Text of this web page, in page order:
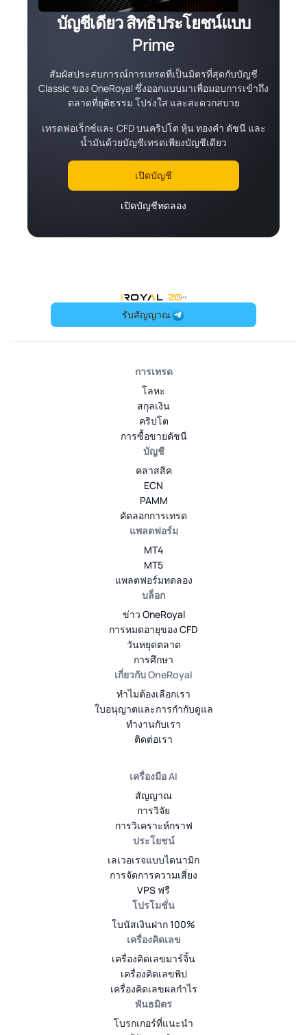
บัญชีเดียว สิทธิประโยชน์แบบ
Prime
สัมผัสประสบการณ์การเทรดที่เป็นมิตรที่สุดกับบัญชี
Classic ของ OneRoyal ซึ่งออกแบบมาเพื่อมอบการเข้าถึง
ตลาดที่ยุติธรรม โปร่งใส และสะดวกสบาย
เทรดฟอเร็กซ์และ CFD บนคริปโต หุ้น ทองคำ ดัชนี และ
น้ำมันด้วยบัญชีเทรดเพียงบัญชีเดียว
เปิดบัญชี
เปิดบัญชีทดลอง
OneRoyal Home
รับสัญญาณ
การเทรด
โลหะ
สกุลเงิน
คริปโต
การซื้อขายดัชนี
บัญชี
คลาสสิค
ECN
PAMM
คัดลอกการเทรด
แพลตฟอร์ม
MT4
MT5
แพลตฟอร์มทดลอง
บล็อก
ข่าว OneRoyal
การหมดอายุของ CFD
วันหยุดตลาด
การศึกษา
เกี่ยวกับ OneRoyal
ทำไมต้องเลือกเรา
ใบอนุญาตและการกำกับดูแล
ทำงานกับเรา
ติดต่อเรา
เครื่องมือ AI
สัญญาณ
การวิจัย
การวิเคราะห์กราฟ
ประโยชน์
เลเวอเรจแบบไดนามิก
การจัดการความเสี่ยง
VPS ฟรี
โปรโมชั่น
โบนัสเงินฝาก 100%
เครื่องคิดเลข
เครื่องคิดเลขมาร์จิ้น
เครื่องคิดเลขพิป
เครื่องคิดเลขผลกำไร
พันธมิตร
โบรกเกอร์ที่แนะนำ